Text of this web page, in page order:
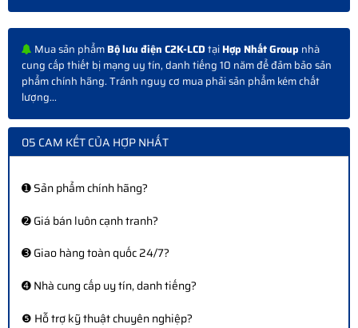
Mua sản phẩmBộ lưu điện C2K-LCDtạiHợp Nhất Group nhà
cung cấp thiết bị mạng uy tín, danh tiếng 10 năm để đảm bảo sản
phẩm chính hãng. Tránh nguy cơ mua phải sản phẩm kém chất
lượng...
05 CAM KẾT CỦA HỢP NHẤT
➊ Sản phẩm chính hãng?
➋ Giá bán luôn cạnh tranh?
➌ Giao hàng toàn quốc 24/7?
➍ Nhà cung cấp uy tín, danh tiếng?
❺ Hỗ trợ kỹ thuật chuyên nghiệp?